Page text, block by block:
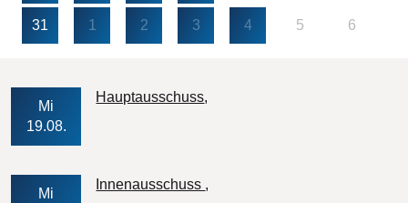
31 1 2 3 4 5 6
Mi
19.08.
Hauptausschuss
Mi
Innenausschuss